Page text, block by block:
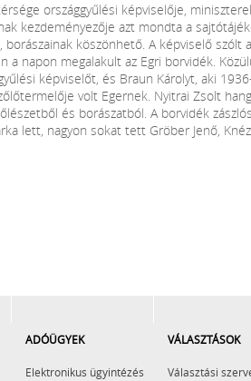
országgyűlési képviselője,
kezdeményezője azt mondta a
borászainak köszönhető. A képviselő szólt
a napon megalakult az Egri borvidék.
képviselőt, és Braun Károlyt, aki
volt Egernek. Nyitrai Zsolt
és borászatból. A borvidék
lett, nagyon sokat tett Gröber Jenő,
ADÓÜGYEK
Elektronikus ügyintézés
VÁLASZTÁSOK
Választási